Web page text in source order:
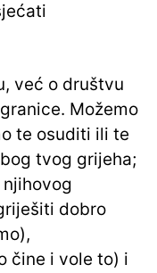
već o društvu
Možemo
te osuditi ili te
tvog grijeha;
njihovog
dobro
čine i vole to) i